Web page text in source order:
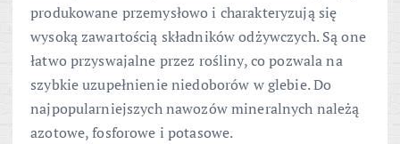
produkowane przemysłowo i charakteryzują się
wysoką zawartością składników odżywczych. Są one
łatwo przyswajalne przez rośliny, co pozwala na
szybkie uzupełnienie niedoborów w glebie. Do
najpopularniejszych nawozów mineralnych należą
azotowe, fosforowe i potasowe.